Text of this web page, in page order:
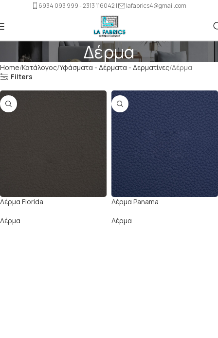
6934 093 999 - 2313 116042 | lafabrics4@gmail.com
Δέρμα
Home Κατάλογος Υφάσματα - Δέρματα - Δερματίνες Δέρμα
Filters
Δέρμα Florida
Δέρμα
Δέρμα Panama
Δέρμα